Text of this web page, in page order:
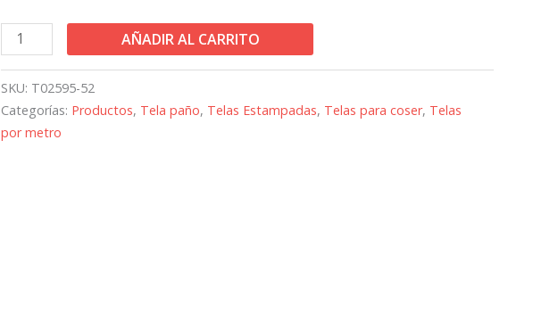
AÑADIR AL CARRITO
SKU: T02595-52
Categorías: Productos, Tela paño, Telas Estampadas, Telas para coser, Telas
por metro